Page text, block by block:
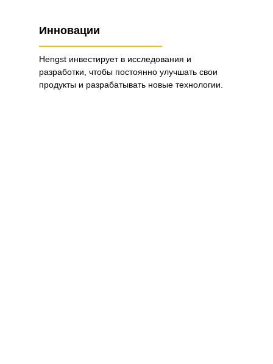
Инновации
Hengst инвестирует в исследования и
разработки, чтобы постоянно улучшать свои
продукты и разрабатывать новые технологии.